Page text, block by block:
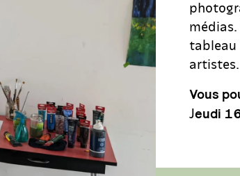
tableau
artistes.
Vous
Jeudi